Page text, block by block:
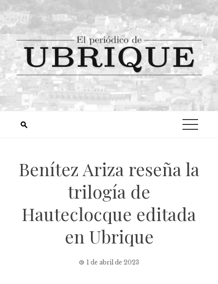
Benítez Ariza reseña la
trilogía de
Hauteclocque editada
en Ubrique
1 de abril de 2023